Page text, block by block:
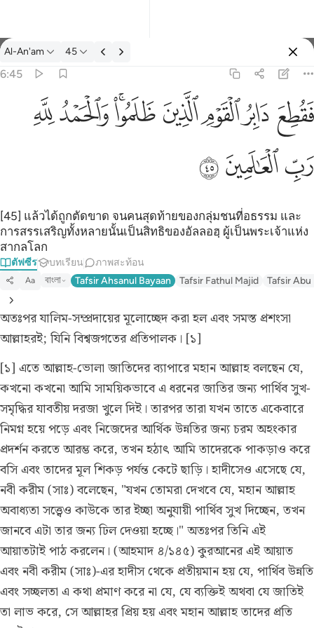
ตัฟซีร: Al-An'am 6:45
Al-An'am 45
6:45
فقطع دابر القوم الذين ظلموا والحمد لله رب العالمين ٤٥
ٱلْقَوْمِ ٱلَّذِينَ ظَلَمُوا۟ ۚ وَٱلْحَمْدُ لِلَّهِ رَبِّ ٱلْعَـٰلَمِينَ ٤٥ﱁ ﱂﱃﱄﱅﱆﱇﱈ
ﱉﱊﱋ
[45] แล้วได้ถูกตัดขาด จนคนสุดท้ายของกลุ่มชนที่อธรรม และ
การสรรเสริญทั้งหลายนั้นเป็นสิทธิของอัลลอฮฺ ผู้เป็นพระเจ้าแห่ง
สากลโลก
ตัฟซีร บทเรียน ภาพสะท้อน
Aa বাংলা Tafsir Ahsanul Bayaan Tafsir Fathul Majid Tafsir Abu
অতঃপর যালিম-সম্প্রদায়ের মূলোচ্ছেদ করা হল এবং সমস্ত প্রশংসা
আল্লাহরই; যিনি বিশ্বজগতের প্রতিপালক। [১]
[১] এতে আল্লাহ-ভোলা জাতিদের ব্যাপারে মহান আল্লাহ বলছেন যে,
কখনো কখনো আমি সাময়িকভাবে এ ধরনের জাতির জন্য পার্থিব সুখ-
সমৃদ্ধির যাবতীয় দরজা খুলে দিই। তারপর তারা যখন তাতে একেবারে
নিমগ্ন হয়ে পড়ে এবং নিজেদের আর্থিক উন্নতির জন্য চরম অহংকার
প্রদর্শন করতে আরম্ভ করে, তখন হঠাৎ আমি তাদেরকে পাকড়াও করে
বসি এবং তাদের মূল শিকড় পর্যন্ত কেটে ছাড়ি। হাদীসেও এসেছে যে,
নবী করীম (সাঃ) বলেছেন, "যখন তোমরা দেখবে যে, মহান আল্লাহ
অবাধ্যতা সত্ত্বেও কাউকে তার ইচ্ছা অনুযায়ী পার্থিব সুখ দিচ্ছেন, তখন
জানবে এটা তার জন্য ঢিল দেওয়া হচ্ছে।" অতঃপর তিনি এই
আয়াতটাই পাঠ করলেন। (আহমাদ ৪/১৪৫)কুরআনের এই আয়াত
এবং নবী করীম (সাঃ)-এর হাদীস থেকে প্রতীয়মান হয় যে, পার্থিব উন্নতি
এবং সচ্ছলতা এ কথা প্রমাণ করে না যে, যে ব্যক্তিই অথবা যে জাতিই
তা লাভ করে, সে আল্লাহর প্রিয় হয় এবং মহান আল্লাহ তাদের প্রতি